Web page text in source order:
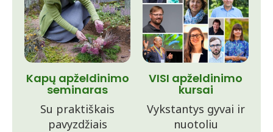
Kapų apželdinimo
seminaras
Su praktiškais
pavyzdžiais
VISI apželdinimo
kursai
Vykstantys gyvai ir
nuotoliu